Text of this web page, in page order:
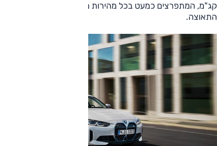
קג"מ, המתפרצים כמעט בכל מהירות מיד עם לחיצה על דוושת
התאוצה.